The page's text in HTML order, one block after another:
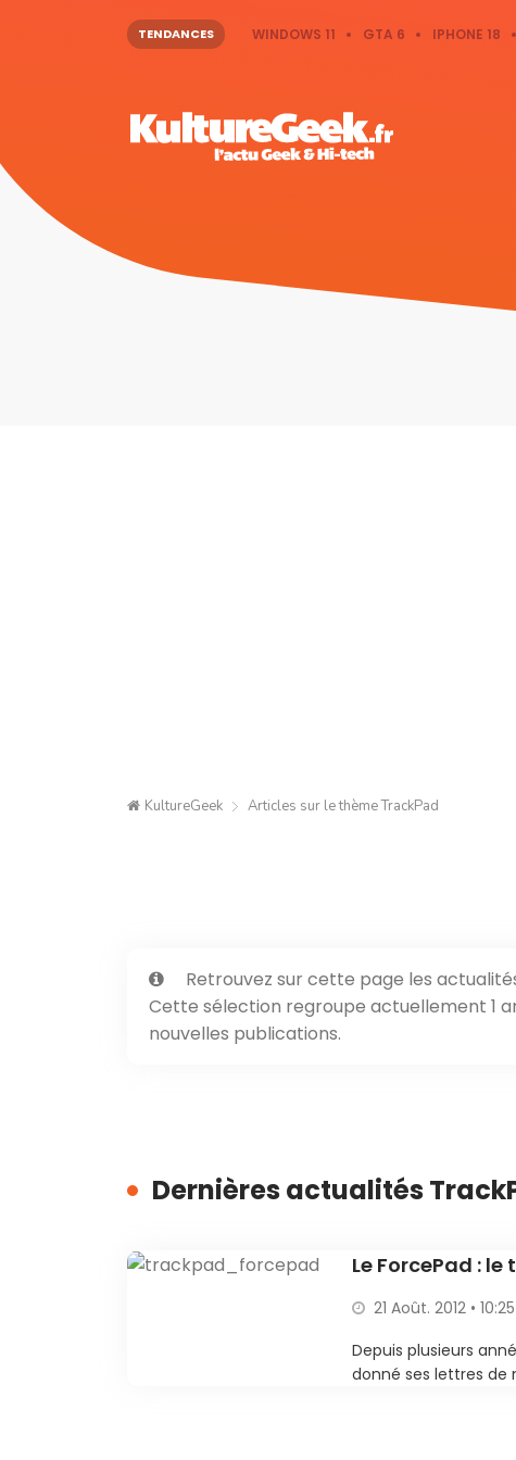
TENDANCES WINDOWS 11 GTA 6 IPHONE 18
KultureGeek Articles sur le thèmeTrackPad
Retrouvez sur cette page les
Cette sélection regroupe actuellement 1
nouvelles publications.
Dernières actualités
Le ForcePad :
21 Août. 2012 • 10:25
Depuis plusieurs
donné ses lettres de